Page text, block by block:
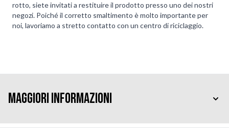
rotto, siete invitati a restituire il prodotto presso uno dei nostri
negozi. Poiché il corretto smaltimento è molto importante per
noi, lavoriamo a stretto contatto con un centro di riciclaggio.
Maggiori Informazioni